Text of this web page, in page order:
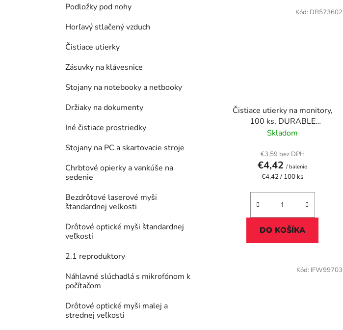
Podložky pod nohy
Horľavý stlačený vzduch
Čistiace utierky
Zásuvky na klávesnice
Stojany na notebooky a netbooky
Držiaky na dokumenty
Iné čistiace prostriedky
Stojany na PC a skartovacie stroje
Chrbtové opierky a vankúše na
sedenie
Bezdrôtové laserové myši
štandardnej veľkosti
Drôtové optické myši štandardnej
veľkosti
2.1 reproduktory
Náhlavné slúchadlá s mikrofónom k
počítačom
Drôtové optické myši malej a
strednej veľkosti
Čistiace utierky na monitory,
100 ks, DURABLE
"SCREENCLEAN® BOX 100"
Skladom
€3,59 bez DPH
€4,42/ balenie
Jednotková
€4,42 / 100 ks
DO KOŠÍKA
Kód: DB573602
Kód: IFW99703